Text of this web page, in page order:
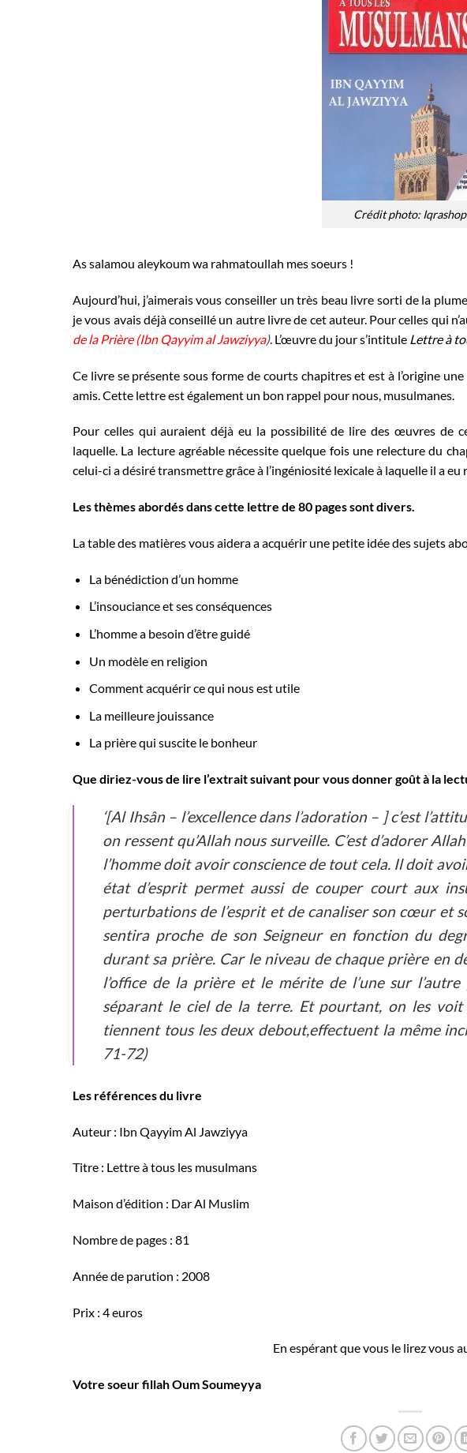
Crédit photo: Iqrashop
As salamou aleykoum wa rahmatoullah mes soeurs !
Aujourd’hui, j’aimerais vous conseiller un très beau livre sorti de la
je vous avais déjà conseillé un autre livre de cet auteur. Pour celles qui
de la Prière (Ibn Qayyim al Jawziyya). L’œuvre du jour s’intitule Lettre à
Ce livre se présente sous forme de courts chapitres et est à l’origine
amis. Cette lettre est également un bon rappel pour nous, musulmanes.
Pour celles qui auraient déjà eu la possibilité de lire des œuvres de
laquelle. La lecture agréable nécessite quelque fois une relecture du
celui-ci a désiré transmettre grâce à l’ingéniosité lexicale à laquelle il a
Les thèmes abordés dans cette lettre de 80 pages sont divers.
La table des matières vous aidera a acquérir une petite idée des sujets
La bénédiction d’un homme
L’insouciance et ses conséquences
L’homme a besoin d’être guidé
Un modèle en religion
Comment acquérir ce qui nous est utile
La meilleure jouissance
La prière qui suscite le bonheur
Que diriez-vous de lire l’extrait suivant pour vous donner goût à la
‘[Al Ihsân – l’excellence dans l’adoration – ] c’est
on ressent qu’Allah nous surveille. C’est d’adorer
l’homme doit avoir conscience de tout cela. Il doit
état d’esprit permet aussi de couper court aux
perturbations de l’esprit et de canaliser son cœur et
sentira proche de son Seigneur en fonction du
durant sa prière. Car le niveau de chaque prière en
l’office de la prière et le mérite de l’une sur
séparant le ciel de la terre. Et pourtant, on les voit
tiennent tous les deux debout,effectuent la même
71-72)
Les références du livre
Auteur : Ibn Qayyim Al Jawziyya
Titre : Lettre à tous les musulmans
Maison d’édition : Dar Al Muslim
Nombre de pages : 81
Année de parution : 2008
Prix : 4 euros
En espérant que vous le lirez vous
Votre soeur fillah Oum Soumeyya